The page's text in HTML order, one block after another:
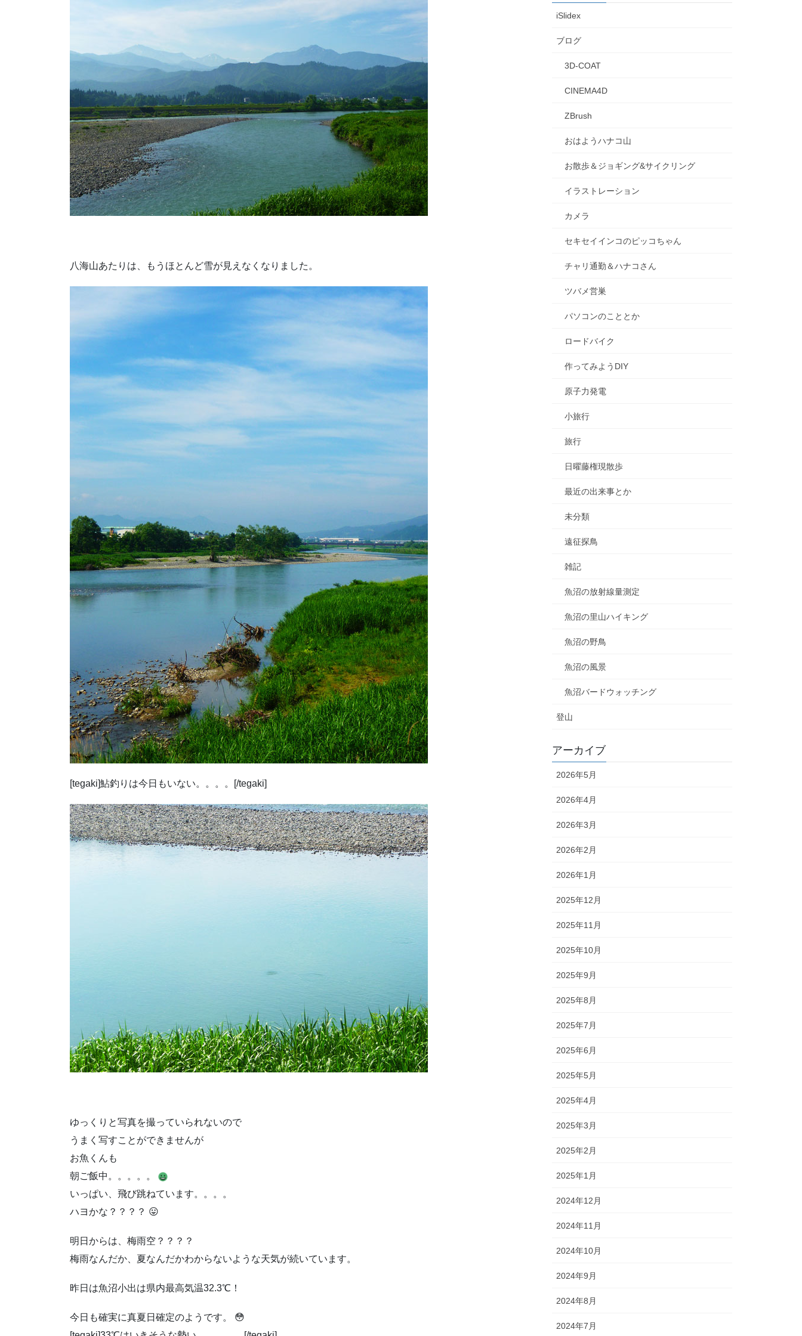
八海山あたりは、もうほとんど雪が見えなくなりました。
[tegaki]鮎釣りは今日もいない。。。。[/tegaki]
ゆっくりと写真を撮っていられないので
うまく写すことができませんが
お魚くんも
朝ご飯中。。。。。
いっぱい、飛び跳ねています。。。。
ハヨかな？？？？ 😛
明日からは、梅雨空？？？？
梅雨なんだか、夏なんだかわからないような天気が続いています。
昨日は魚沼小出は県内最高気温32.3℃！
今日も確実に真夏日確定のようです。 😳
iSlidex
ブログ
3D-COAT
CINEMA4D
ZBrush
おはようハナコ山
お散歩＆ジョギング&サイクリング
イラストレーション
カメラ
セキセイインコのピッコちゃん
チャリ通勤＆ハナコさん
ツバメ営巣
パソコンのこととか
ロードバイク
作ってみようDIY
原子力発電
小旅行
旅行
日曜藤権現散歩
最近の出来事とか
未分類
遠征探鳥
雑記
魚沼の放射線量測定
魚沼の里山ハイキング
魚沼の野鳥
魚沼の風景
魚沼バードウォッチング
登山
アーカイブ
2026年5月
2026年4月
2026年3月
2026年2月
2026年1月
2025年12月
2025年11月
2025年10月
2025年9月
2025年8月
2025年7月
2025年6月
2025年5月
2025年4月
2025年3月
2025年2月
2025年1月
2024年12月
2024年11月
2024年10月
2024年9月
2024年8月
2024年7月